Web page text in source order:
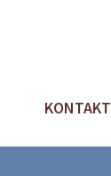
KONTAKT